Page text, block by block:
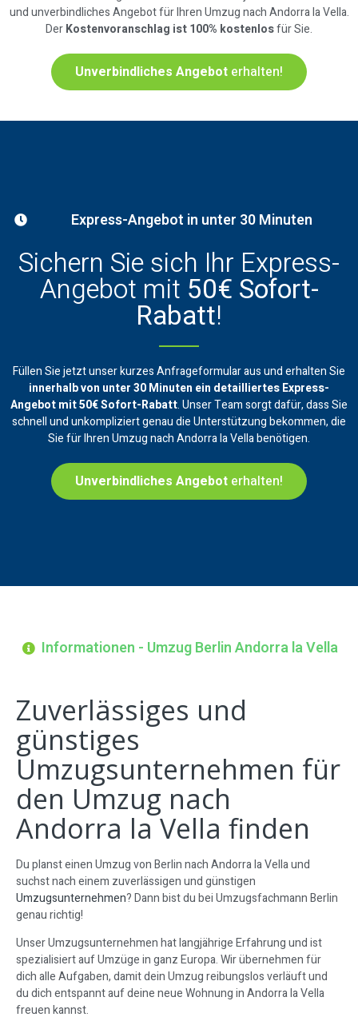
und unverbindliches Angebot für Ihren Umzug nach Andorra la Vella.
DerKostenvoranschlag ist 100% kostenlosfür Sie.
Unverbindliches Angebot erhalten!
Express-Angebot in unter 30 Minuten
Sichern Sie sich Ihr Express-
Angebot mit 50€ Sofort-
Rabatt!
Füllen Sie jetzt unser kurzes Anfrageformular aus und erhalten Sie
innerhalb von unter 30 Minuten ein detailliertes Express-
Angebot mit 50€ Sofort-Rabatt. Unser Team sorgt dafür, dass Sie
schnell und unkompliziert genau die Unterstützung bekommen, die
Sie für Ihren Umzug nach Andorra la Vella benötigen.
Unverbindliches Angebot erhalten!
Informationen - Umzug Berlin Andorra la Vella
Zuverlässiges und
günstiges
Umzugsunternehmen für
den Umzug nach
Andorra la Vella finden
Du planst einen Umzug von Berlin nach Andorra la Vella und
suchst nach einem zuverlässigen und günstigen
Umzugsunternehmen? Dann bist du bei Umzugsfachmann Berlin
genau richtig!
Unser Umzugsunternehmen hat langjährige Erfahrung und ist
spezialisiert auf Umzüge in ganz Europa. Wir übernehmen für
dich alle Aufgaben, damit dein Umzug reibungslos verläuft und
du dich entspannt auf deine neue Wohnung in Andorra la Vella
freuen kannst.